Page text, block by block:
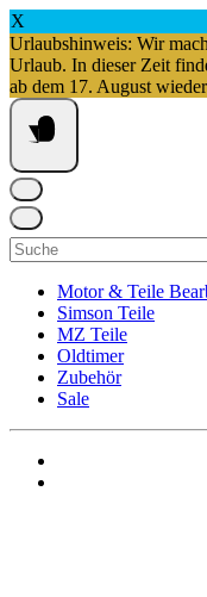
X
Urlaubshinweis: Wir
Urlaub. In dieser Zeit
ab dem 17. August
Springe
zum
Inhalt
Suchen
nach:
Motor & Teile
Simson Teile
MZ Teile
Oldtimer
Zubehör
Sale